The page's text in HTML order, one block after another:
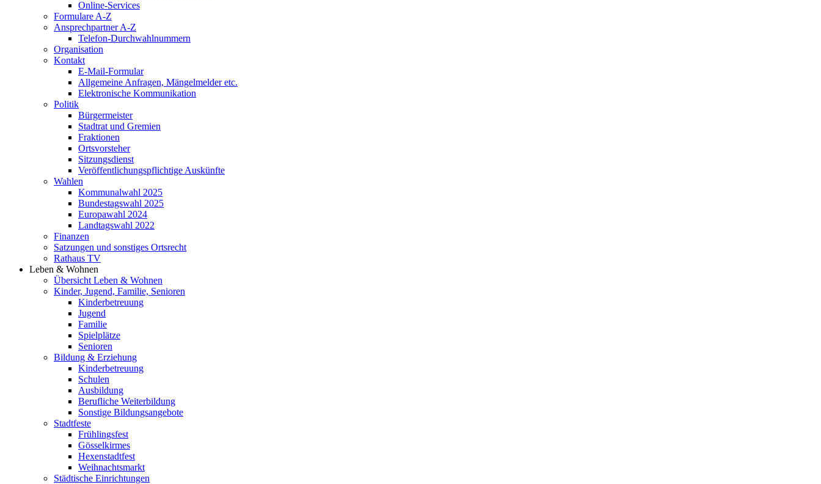
Online-Services
Formulare A-Z
Ansprechpartner A-Z
Telefon-Durchwahlnummern
Organisation
Kontakt
E-Mail-Formular
Allgemeine Anfragen, Mängelmelder etc.
Elektronische Kommunikation
Politik
Bürgermeister
Stadtrat und Gremien
Fraktionen
Ortsvorsteher
Sitzungsdienst
Veröffentlichungspflichtige Auskünfte
Wahlen
Kommunalwahl 2025
Bundestagswahl 2025
Europawahl 2024
Landtagswahl 2022
Finanzen
Satzungen und sonstiges Ortsrecht
Rathaus TV
Leben & Wohnen
Übersicht Leben & Wohnen
Kinder, Jugend, Familie, Senioren
Kinderbetreuung
Jugend
Familie
Spielplätze
Senioren
Bildung & Erziehung
Kinderbetreuung
Schulen
Ausbildung
Berufliche Weiterbildung
Sonstige Bildungsangebote
Stadtfeste
Frühlingsfest
Gösselkirmes
Hexenstadtfest
Weihnachtsmarkt
Städtische Einrichtungen